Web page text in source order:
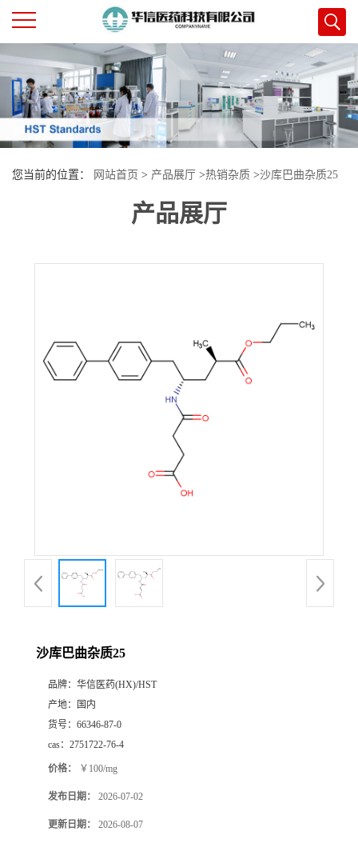
公
司
首
页
司
书
誉
您当前的位置： 网站首页 > 产品展厅 >热销杂质 >沙库巴曲杂质25
产品展厅
沙库巴曲杂质25
品牌： 华信医药(HX)/HST
产地：
国内
货号： 66346-87-0
cas： 2751722-76-4
价格： ￥100/mg
发布日期： 2026-07-02
更新日期： 2026-08-07